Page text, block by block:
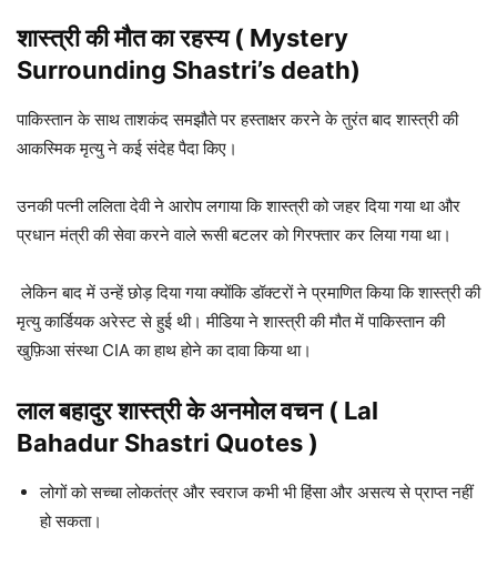
शास्त्री की मौत का रहस्य( Mystery
Surrounding Shastri’s death)
पाकिस्तान के साथ ताशकंद समझौते पर हस्ताक्षर करने के तुरंत बाद शास्त्री की
आकस्मिक मृत्यु ने कई संदेह पैदा किए।
उनकी पत्नी ललिता देवी ने आरोप लगाया कि शास्त्री को जहर दिया गया था और
प्रधान मंत्री की सेवा करने वाले रूसी बटलर को गिरफ्तार कर लिया गया था।
लेकिन बाद में उन्हें छोड़ दिया गया क्योंकि डॉक्टरों ने प्रमाणित किया कि शास्त्री की
मृत्यु कार्डियक अरेस्ट से हुई थी। मीडिया ने शास्त्री की मौत में पाकिस्तान की
खुफ़िआ संस्था CIA का हाथ होने का दावा किया था।
लाल बहादुर शास्त्री के अनमोल वचन ( Lal
Bahadur Shastri Quotes )
लोगों को सच्‍चा लोकतंत्र और स्‍वराज कभी भी हिंसा और असत्‍य से प्राप्‍त नहीं
हो सकता।